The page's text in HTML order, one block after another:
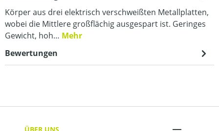
Körper aus drei elektrisch verschweißten Metallplatten,
wobei die Mittlere großflächig ausgespart ist. Geringes
Gewicht, hoh… Mehr
Bewertungen